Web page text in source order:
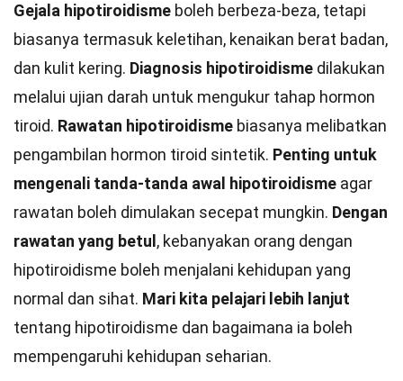
Gejala hipotiroidisme boleh berbeza-beza, tetapi
biasanya termasuk keletihan, kenaikan berat badan,
dan kulit kering. Diagnosis hipotiroidisme dilakukan
melalui ujian darah untuk mengukur tahap hormon
tiroid. Rawatan hipotiroidisme biasanya melibatkan
pengambilan hormon tiroid sintetik. Penting untuk
mengenali tanda-tanda awal hipotiroidisme agar
rawatan boleh dimulakan secepat mungkin. Dengan
rawatan yang betul , kebanyakan orang dengan
hipotiroidisme boleh menjalani kehidupan yang
normal dan sihat. Mari kita pelajari lebih lanjut
tentang hipotiroidisme dan bagaimana ia boleh
mempengaruhi kehidupan seharian.